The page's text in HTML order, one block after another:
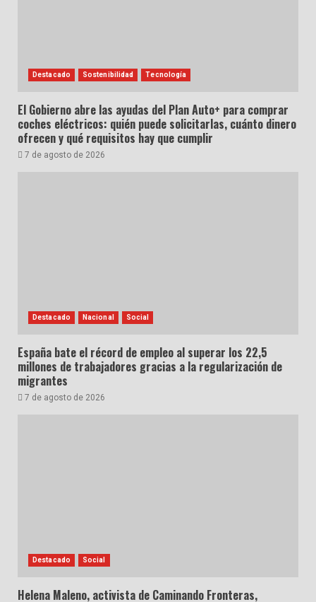
Destacado Sostenibilidad Tecnología
El Gobierno abre las ayudas del Plan Auto+ para comprar
coches eléctricos: quién puede solicitarlas, cuánto dinero
ofrecen y qué requisitos hay que cumplir
7 de agosto de 2026
Destacado Nacional Social
España bate el récord de empleo al superar los 22,5
millones de trabajadores gracias a la regularización de
migrantes
7 de agosto de 2026
Destacado Social
Helena Maleno, activista de Caminando Fronteras,